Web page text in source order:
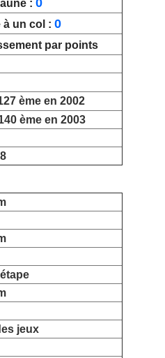
: 0
à un col : 0
par points
ème en 2002
ème en 2003
jeux